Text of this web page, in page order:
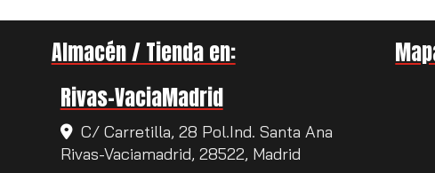
Almacén / Tienda en:
Rivas-VaciaMadrid
C/ Carretilla, 28 Pol.Ind. Santa Ana
Rivas-Vaciamadrid, 28522, Madrid